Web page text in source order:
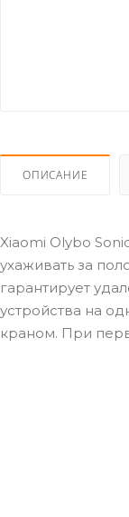
ОПИСАНИЕ
Xiaomi Olybo
ухаживать за
гарантирует
устройства на
краном. При